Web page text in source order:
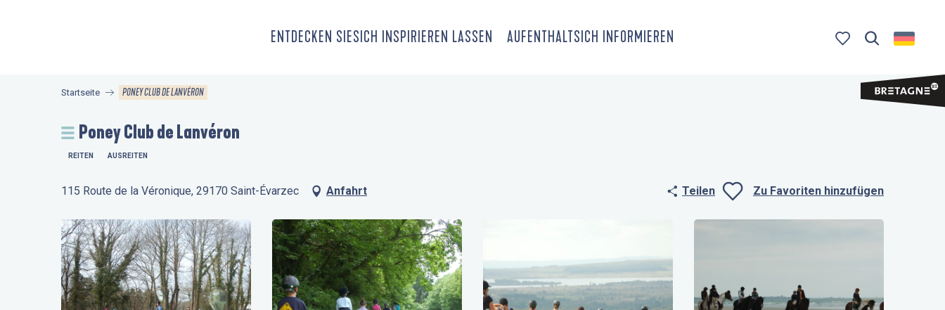
ENTDECKEN SIESICH INSPIRIEREN LASSEN AUFENTHALTSICH INFORMIEREN
Startseite PONEY CLUB DE LANVÉRON
Poney Club de Lanvéron
REITEN AUSREITEN
115 Route de la Véronique, 29170 Saint-Évarzec Anfahrt Teilen
Ajouter aux
Zu Favoriten hinzufügen